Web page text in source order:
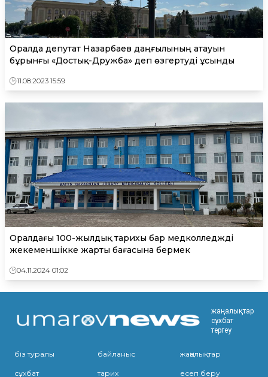
Оралда депутат Назарбаев даңғылының атауын
бұрынғы «Достық-Дружба» деп өзгертуді ұсынды
11.08.2023 15:59
Оралдағы 100-жылдық тарихы бар медколледжді
жекеменшікке жарты бағасына бермек
04.11.2024 01:02
жаңалықтар
сұхбат
тергеу
біз туралы байланыс жаңалықтар
сұхбат тарих есеп беру